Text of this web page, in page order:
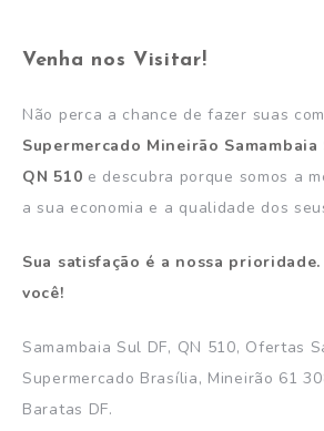
Venha nos Visitar!
Não perca a chance de fazer suas
Supermercado Mineirão Samambaia
QN 510 e descubra porque somos a
a sua economia e a qualidade dos
Sua satisfação é a nossa
você!
Samambaia Sul DF, QN 510, Ofertas
Supermercado Brasília, Mineirão 61
Baratas DF.